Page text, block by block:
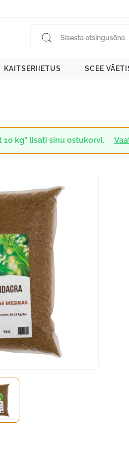
KAITSERIIETUS SCEE
10 kg” lisati sinu ostukorvi.